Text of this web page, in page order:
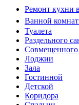
Ремонт кухни
Ванной
Туалета
Раздельного
Совмещенного
Лоджии
Зала
Гостинной
Детской
Коридора